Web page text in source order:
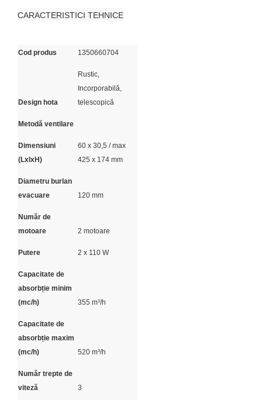
CARACTERISTICI TEHNICE
Cod produs 1350660704
Design hota
Rustic,
Incorporabilă,
telescopică
Metodă ventilare
Dimensiuni
(LxlxH)
60 x 30,5 / max
425 x 174 mm
Diametru burlan
evacuare
120 mm
Număr de
motoare
2 motoare
Putere 2 x 110 W
Capacitate de
absorbție minim
(mc/h)
355 m³/h
Capacitate de
absorbție maxim
(mc/h)
520 m³/h
Număr trepte de
viteză
3